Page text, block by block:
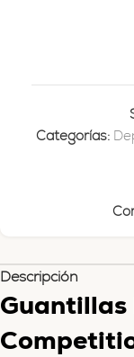
Categorías:
Descripción